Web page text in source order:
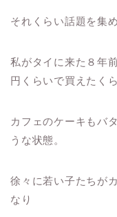
それくらい話題を集
私がタイに来た８年
円くらいで買えたく
カフェのケーキもバ
うな状態。
徐々に若い子たちが
なり